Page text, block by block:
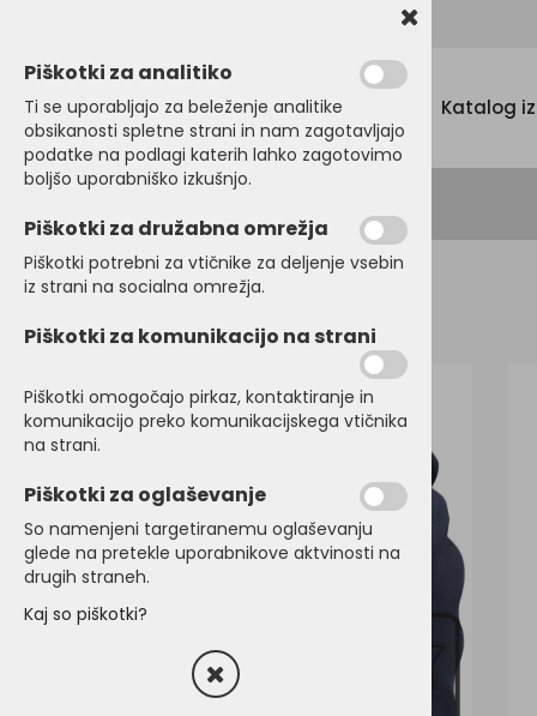
Menu Katalog
Domov KAPE, ŠALI, ROKAVICE Zimske kape
Piškotki za analitiko
Ti se uporabljajo za beleženje analitike
obsikanosti spletne strani in nam zagotavljajo
podatke na podlagi katerih lahko zagotovimo
boljšo uporabniško izkušnjo.
Piškotki za družabna omrežja
Piškotki potrebni za vtičnike za deljenje vsebin
iz strani na socialna omrežja.
Piškotki za komunikacijo na strani
Piškotki omogočajo pirkaz, kontaktiranje in
komunikacijo preko komunikacijskega vtičnika
na strani.
Piškotki za oglaševanje
So namenjeni targetiranemu oglaševanju
glede na pretekle uporabnikove aktvinosti na
drugih straneh.
Kaj so piškotki?